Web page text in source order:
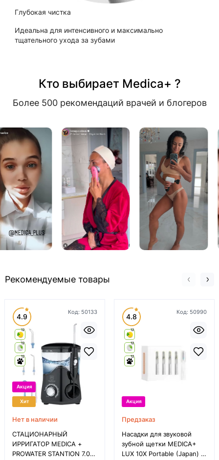
Глубокая чистка
Идеальна для интенсивного и максимально
тщательного ухода за зубами
Кто выбирает Medica+ ?
Более 500 рекомендаций врачей и блогеров
Рекомендуемые товары
Код: 50133
4.9
12
12
12
Акция
Хит
Нет в наличии
СТАЦИОНАРНЫЙ
ИРРИГАТОР MEDICA +
PROWATER STANTION 7.0
Код: 50990
4.8
12
12
12
Акция
Предзаказ
Насадки для звуковой
зубной щетки MEDICA+
LUX 10Х Portable (Japan) 4